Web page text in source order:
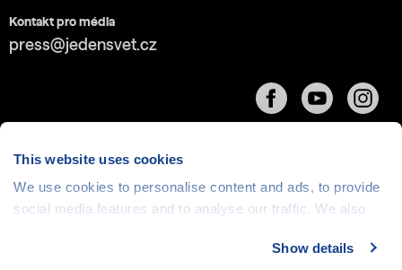
This website uses cookies
We use cookies to personalise content and ads, to provide
social media features and to analyse our traffic. We also
media, advertising and analytics partners who may
Show details
Kontakt pro média
press@jedensvet.cz
Cookies| © 1999-2026 Člověk v tísni o.p.s., web běží